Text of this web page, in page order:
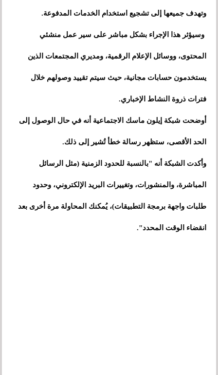
وتهدف جميعها إلى تشجيع استخدام الخدمات المدفوعة.
وسيؤثر هذا الإجراء بشكل مباشر على سير عمل منشئي
المحتوى، ووسائل الإعلام الرقمية، ومديري المجتمعات الذين
يستخدمون حسابات مجانية، حيث سيتم تقييد وصولهم خلال
فترات ذروة النشاط الإخباري.
أوضحت شبكة إيلون ماسك الاجتماعية أنه في حال الوصول إلى
الحد الأقصى، ستظهر رسالة خطأ تُشير إلى ذلك.
وأكدت الشبكة أنه "بالنسبة للحدود الزمنية (مثل الرسائل
المباشرة، والمنشورات، وتغييرات البريد الإلكتروني، وحدود
طلبات واجهة برمجة التطبيقات)، يُمكنك المحاولة مرة أخرى بعد
انقضاء الوقت المحدد".